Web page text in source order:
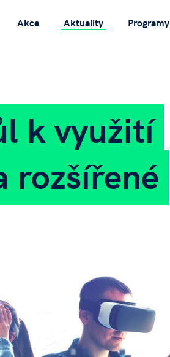
Akce Aktuality Programy
k využití
rozšířené